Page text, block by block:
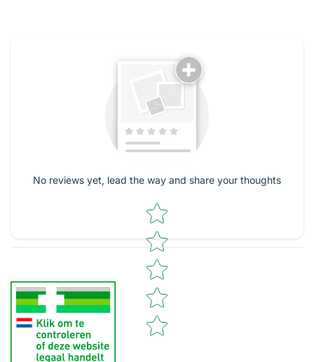
No reviews yet, lead the way and share your thoughts
Star rating